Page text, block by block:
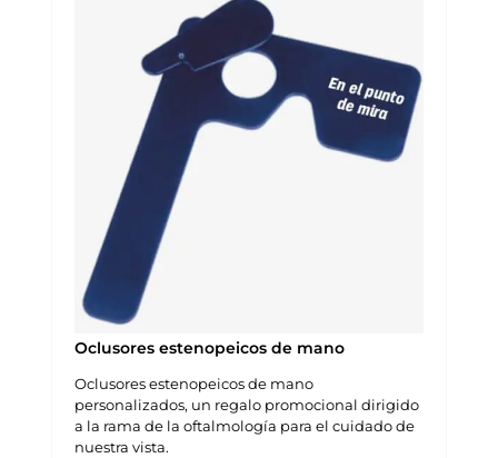
Oclusores estenopeicos de mano
Oclusores estenopeicos de mano
personalizados, un regalo promocional dirigido
a la rama de la oftalmología para el cuidado de
nuestra vista.